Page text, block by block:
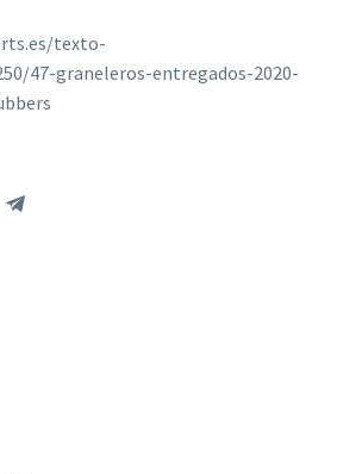
texto-
47-graneleros-entregados-2020-